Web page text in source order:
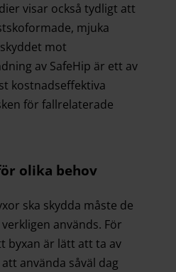
visar också tydligt att
mjuka
mot
av SafeHip är ett av
kostnadseffektiva
för fallrelaterade
olika behov
ska skydda måste de
används. För
byxan är lätt att ta av
använda såväl dag